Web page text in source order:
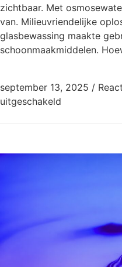
zichtbaar. Met
van. Milieuvriendelijke
glasbewassing maakte
schoonmaakmiddelen.
september 13, 2025 /
uitgeschakeld